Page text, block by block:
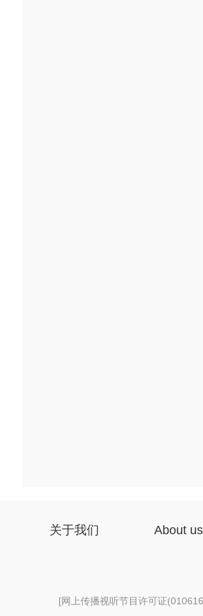
关于我们 About us
[网上传播视听节目许可证